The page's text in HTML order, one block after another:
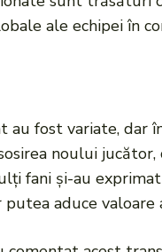
ale echipei în
au fost variate,
noului
fani și-au
aduce valoare